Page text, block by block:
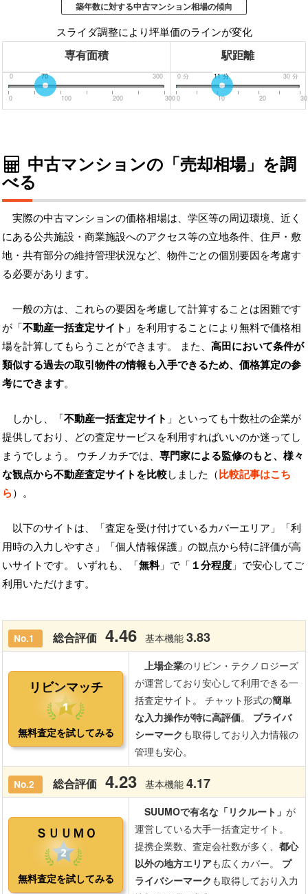
築年数に対する中古マンション相場の傾向
スライダ調整により坪単価のラインが変化
専有面積 駅距離
0 300
70
0 100 200 300
0 分 30 分
11分
0 10 20 30
中古マンションの「売却相場」を調
べる
実際の中古マンションの価格相場は、学区等の周辺環境、近く
にある公共施設・商業施設へのアクセス等の立地条件、住戸・敷
地・共有部分の維持管理状況など、物件ごとの個別要因を考慮す
る必要があります。
一般の方は、これらの要因を考慮して計算することは困難です
が「不動産一括査定サイト 」を利用することにより無料で価格相
場を計算してもらうことができます。 また、 高田において条件が
類似する過去の取引物件の情報も入手できるため、価格算定の参
考にできます。
しかし、「不動産一括査定サイト 」といっても十数社の企業が
提供しており、どの査定サービスを利用すればいいのか迷ってし
まうでしょう。 ウチノカチでは、 専門家による監修のもと、様々
な観点から不動産査定サイトを比較しました（比較記事はこち
ら）。
以下のサイトは、「査定を受け付けているカバーエリア」「利
用時の入力しやすさ」「個人情報保護」の観点から特に評価が高
いサイトです。 いずれも、「無料」で「 １分程度 」で安心してご
利用いただけます。